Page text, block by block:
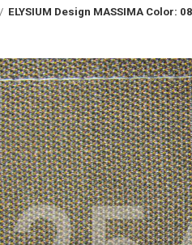
ELYSIUM Design MASSIMA Color: